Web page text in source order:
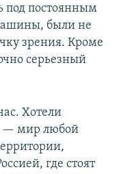
под постоянным
были не
зрения. Кроме
серьезный
Хотели
— мир любой
где стоят